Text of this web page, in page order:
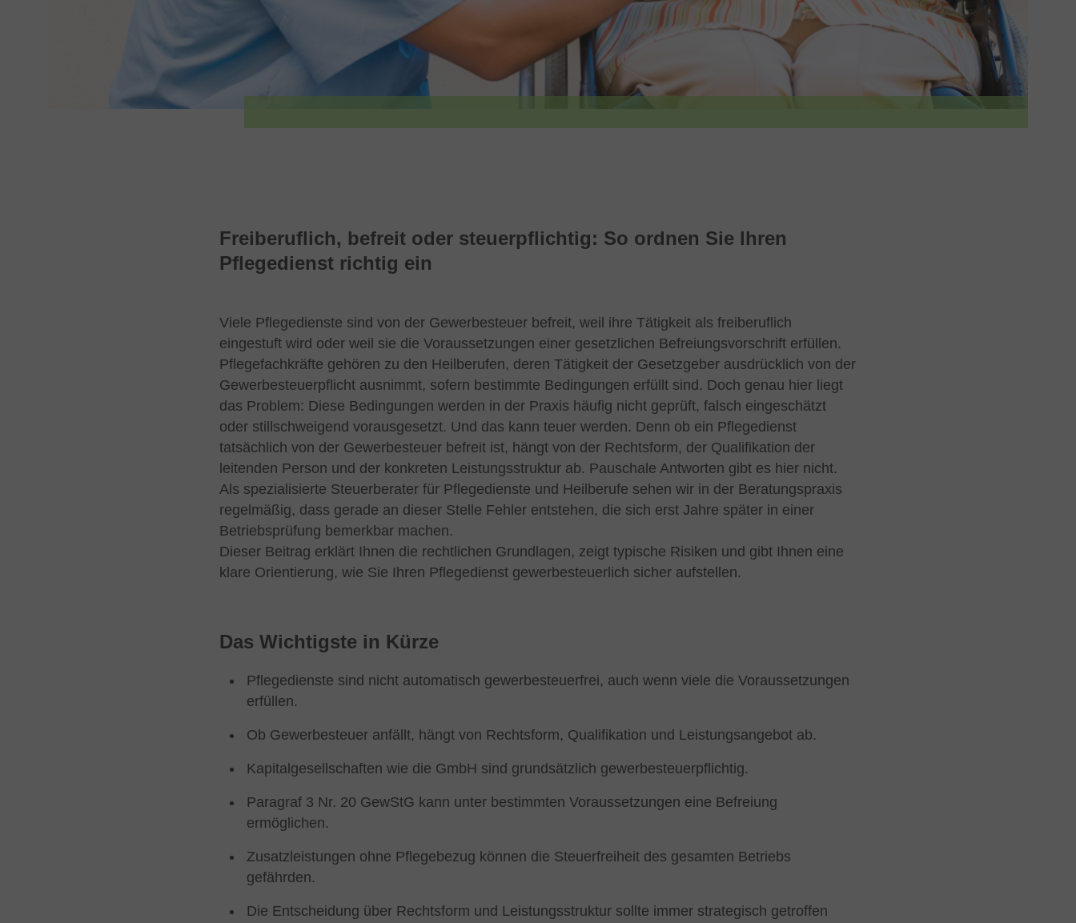
Freiberuflich, befreit oder steuerpflichtig: So ordnen Sie Ihren
Pflegedienst richtig ein
Viele Pflegedienste sind von der Gewerbesteuer befreit, weil ihre Tätigkeit als freiberuflich
eingestuft wird oder weil sie die Voraussetzungen einer gesetzlichen Befreiungsvorschrift erfüllen.
Pflegefachkräfte gehören zu den Heilberufen, deren Tätigkeit der Gesetzgeber ausdrücklich von der
Gewerbesteuerpflicht ausnimmt, sofern bestimmte Bedingungen erfüllt sind. Doch genau hier liegt
das Problem: Diese Bedingungen werden in der Praxis häufig nicht geprüft, falsch eingeschätzt
oder stillschweigend vorausgesetzt. Und das kann teuer werden. Denn ob ein Pflegedienst
tatsächlich von der Gewerbesteuer befreit ist, hängt von der Rechtsform, der Qualifikation der
leitenden Person und der konkreten Leistungsstruktur ab. Pauschale Antworten gibt es hier nicht.
Als spezialisierte Steuerberater für Pflegedienste und Heilberufe sehen wir in der Beratungspraxis
regelmäßig, dass gerade an dieser Stelle Fehler entstehen, die sich erst Jahre später in einer
Betriebsprüfung bemerkbar machen.
Dieser Beitrag erklärt Ihnen die rechtlichen Grundlagen, zeigt typische Risiken und gibt Ihnen eine
klare Orientierung, wie Sie Ihren Pflegedienst gewerbesteuerlich sicher aufstellen.
Das Wichtigste in Kürze
Pflegedienste sind nicht automatisch gewerbesteuerfrei, auch wenn viele die Voraussetzungen
erfüllen.
Ob Gewerbesteuer anfällt, hängt von Rechtsform, Qualifikation und Leistungsangebot ab.
Kapitalgesellschaften wie die GmbH sind grundsätzlich gewerbesteuerpflichtig.
Paragraf 3 Nr. 20 GewStG kann unter bestimmten Voraussetzungen eine Befreiung
ermöglichen.
Zusatzleistungen ohne Pflegebezug können die Steuerfreiheit des gesamten Betriebs
gefährden.
Die Entscheidung über Rechtsform und Leistungsstruktur sollte immer strategisch getroffen